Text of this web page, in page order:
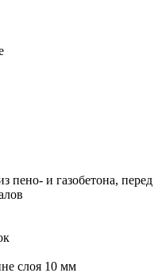
пено- и газобетона, перед
слоя 10 мм